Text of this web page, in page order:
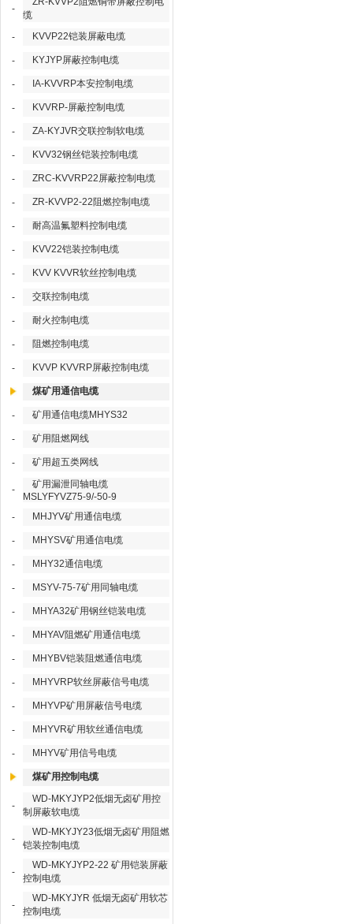
-
缆
-
KVVP22铠装屏蔽电缆
- KYJYP屏蔽控制电缆
- IA-KVVRP本安控制电缆
- KVVRP-屏蔽控制电缆
- ZA-KYJVR交联控制软电缆
- KVV32钢丝铠装控制电缆
- ZRC-KVVRP22屏蔽控制电缆
- ZR-KVVP2-22阻燃控制电缆
- 耐高温氟塑料控制电缆
- KVV22铠装控制电缆
- KVV KVVR软丝控制电缆
- 交联控制电缆
- 耐火控制电缆
- 阻燃控制电缆
- KVVP KVVRP屏蔽控制电缆
煤矿用通信电缆
- 矿用通信电缆MHYS32
- 矿用阻燃网线
- 矿用超五类网线
-
矿用漏泄同轴电缆
MSLYFYVZ75-9/-50-9
-
MHJYV矿用通信电缆
- MHYSV矿用通信电缆
- MHY32通信电缆
- MSYV-75-7矿用同轴电缆
- MHYA32矿用钢丝铠装电缆
- MHYAV阻燃矿用通信电缆
- MHYBV铠装阻燃通信电缆
- MHYVRP软丝屏蔽信号电缆
- MHYVP矿用屏蔽信号电缆
- MHYVR矿用软丝通信电缆
- MHYV矿用信号电缆
煤矿用控制电缆
-
WD-MKYJYP2低烟无卤矿用控
制屏蔽软电缆
-
WD-MKYJY23低烟无卤矿用阻燃
铠装控制电缆
-
WD-MKYJYP2-22 矿用铠装屏蔽
控制电缆
-
WD-MKYJYR 低烟无卤矿用软芯
控制电缆